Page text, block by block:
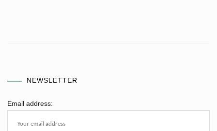
NEWSLETTER
Email address: